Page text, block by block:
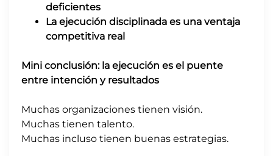
deficientes
La ejecución disciplinada es una ventaja
competitiva real
Mini conclusión: la ejecución es el puente
entre intención y resultados
Muchas organizaciones tienen visión.
Muchas tienen talento.
Muchas incluso tienen buenas estrategias.